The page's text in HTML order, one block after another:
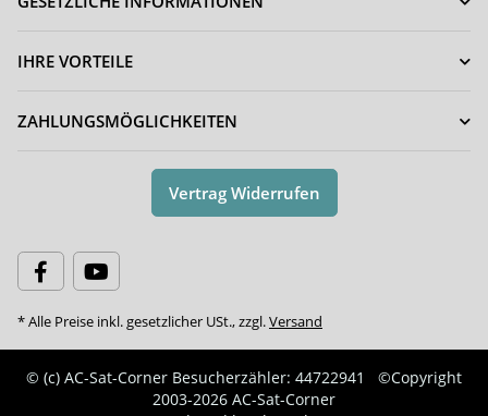
IHRE VORTEILE
ZAHLUNGSMÖGLICHKEITEN
Vertrag Widerrufen
* Alle Preise inkl. gesetzlicher USt., zzgl.Versand
© (c) AC-Sat-Corner Besucherzähler: 44722941
©Copyright
2003-2026 AC-Sat-Corner